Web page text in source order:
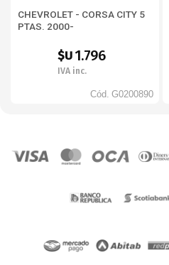
CHEVROLET - CORSA CITY 5
PTAS. 2000-
$U1.796
IVA inc.
Cód. G0200890